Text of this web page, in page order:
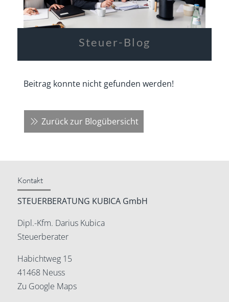
Steuer-Blog
Beitrag konnte nicht gefunden werden!
Zurück zur Blogübersicht
Kontakt
STEUERBERATUNG KUBICA GmbH
Dipl.-Kfm. Darius Kubica
Steuerberater
Habichtweg 15
41468 Neuss
Zu Google Maps